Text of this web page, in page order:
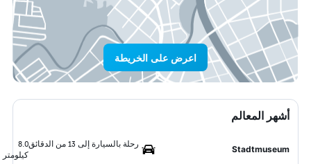
اعرض على الخريطة
أشهر المعالم
Stadtmuseum
رحلة بالسيارة إلى 13 من الدقائق
8.0
كيلومتر